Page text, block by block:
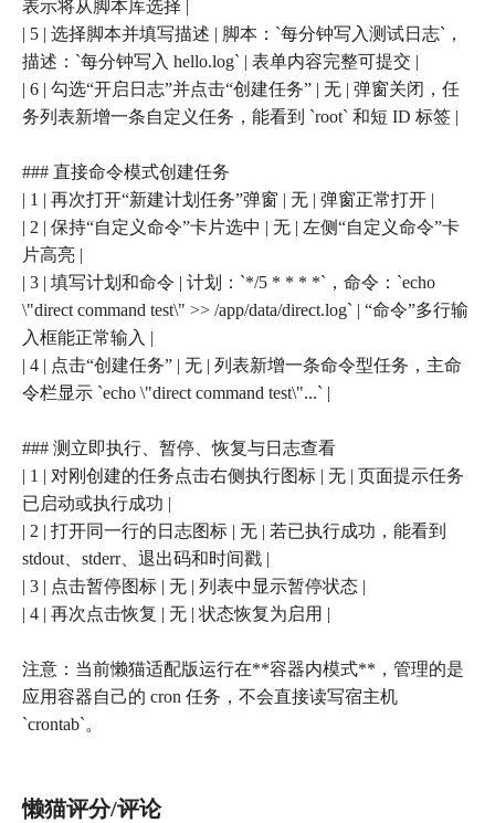
表示将从脚本库选择 |
| 5 | 选择脚本并填写描述 | 脚本：`每分钟写入测试日志`，
描述：`每分钟写入 hello.log` | 表单内容完整可提交 |
| 6 | 勾选“开启日志”并点击“创建任务” | 无 | 弹窗关闭，任
务列表新增一条自定义任务，能看到 `root` 和短 ID 标签 |
### 直接命令模式创建任务
| 1 | 再次打开“新建计划任务”弹窗 | 无 | 弹窗正常打开 |
| 2 | 保持“自定义命令”卡片选中 | 无 | 左侧“自定义命令”卡
片高亮 |
| 3 | 填写计划和命令 | 计划：`*/5 * * * *`，命令：`echo
\"direct command test\" >> /app/data/direct.log` | “命令”多行输
入框能正常输入 |
| 4 | 点击“创建任务” | 无 | 列表新增一条命令型任务，主命
令栏显示 `echo \"direct command test\"...` |
### 测立即执行、暂停、恢复与日志查看
| 1 | 对刚创建的任务点击右侧执行图标 | 无 | 页面提示任务
已启动或执行成功 |
| 2 | 打开同一行的日志图标 | 无 | 若已执行成功，能看到
stdout、stderr、退出码和时间戳 |
| 3 | 点击暂停图标 | 无 | 列表中显示暂停状态 |
| 4 | 再次点击恢复 | 无 | 状态恢复为启用 |
注意：当前懒猫适配版运行在**容器内模式**，管理的是
应用容器自己的 cron 任务，不会直接读写宿主机
`crontab`。
懒猫评分/评论